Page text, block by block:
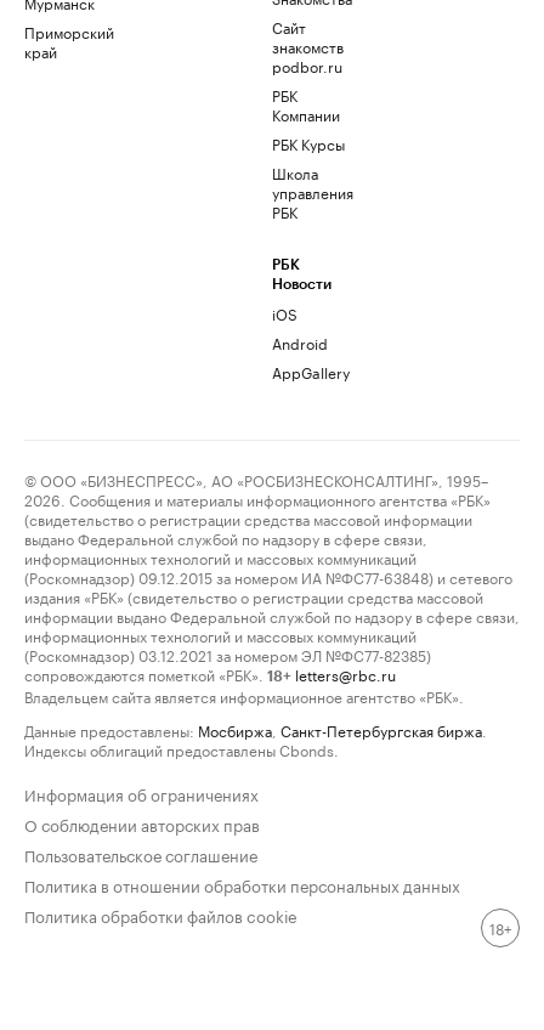
Приморский
край
Сайт
знакомств
podbor.ru
РБК
Компании
РБК Курсы
Школа
управления
РБК
РБК
Новости
iOS
Android
AppGallery
© ООО «БИЗНЕСПРЕСС», АО «РОСБИЗНЕСКОНСАЛТИНГ», 1995–
2026. Сообщения и материалы информационного агентства «РБК»
(свидетельство о регистрации средства массовой информации
выдано Федеральной службой по надзору в сфере связи,
информационных технологий и массовых коммуникаций
(Роскомнадзор) 09.12.2015 за номером ИА №ФС77-63848) и сетевого
издания «РБК» (свидетельство о регистрации средства массовой
информации выдано Федеральной службой по надзору в сфере связи,
информационных технологий и массовых коммуникаций
(Роскомнадзор) 03.12.2021 за номером ЭЛ №ФС77-82385)
сопровождаются пометкой «РБК».
18+ letters@rbc.ru
Владельцем сайта является информационное агентство «РБК».
Данные предоставлены: Мосбиржа Санкт-Петербургская биржа
Индексы облигаций предоставлены Cbonds.
Информация об ограничениях
О соблюдении авторских прав
Пользовательское соглашение
Политика в отношении обработки персональных данных
Политика обработки файлов cookie
18+